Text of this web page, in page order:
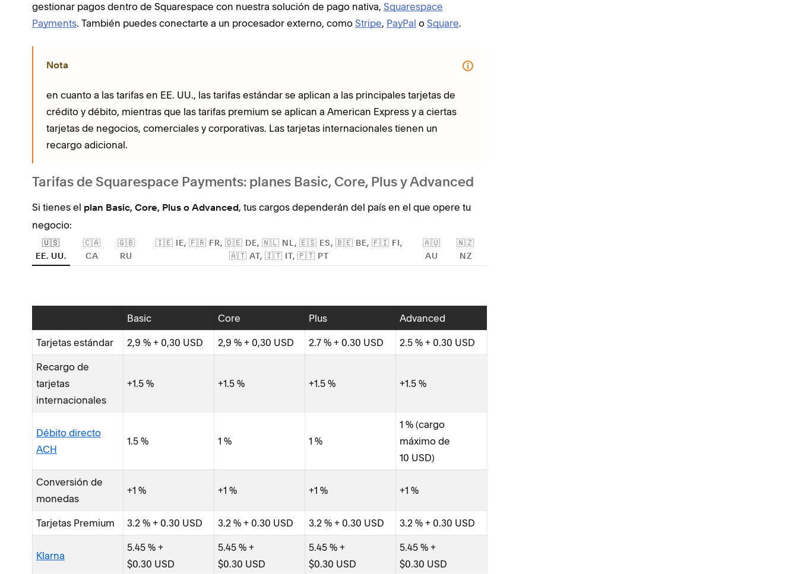
gestionar pagos dentro de Squarespace con nuestra solución de pago nativa, Squarespace
Payments. También puedes conectarte a un procesador externo, como Stripe, PayPal o Square.
Nota
en cuanto a las tarifas en EE. UU., las tarifas estándar se aplican a las principales tarjetas de
crédito y débito, mientras que las tarifas premium se aplican a American Express y a ciertas
tarjetas de negocios, comerciales y corporativas. Las tarjetas internacionales tienen un
recargo adicional.
Tarifas de Squarespace Payments: planes Basic, Core, Plus y Advanced
Si tienes el plan Basic, Core, Plus o Advanced, tus cargos dependerán del país en el que opere tu
negocio:
🇺🇸
EE. UU.
🇨🇦
CA
🇬🇧
RU
🇮🇪 IE, 🇫🇷 FR, 🇩🇪 DE, 🇳🇱 NL, 🇪🇸 ES, 🇧🇪 BE, 🇫🇮 FI,
🇦🇹 AT, 🇮🇹 IT, 🇵🇹 PT
🇦🇺
AU
🇳🇿
NZ
Basic Core Plus Advanced
Tarjetas estándar 2,9 % + 0,30 USD 2,9 % + 0,30 USD 2.7 % + 0.30 USD 2.5 % + 0.30 USD
Recargo de
tarjetas
internacionales
+1.5 % +1.5 % +1.5 % +1.5 %
Débito directo
ACH
1.5 % 1 % 1 %
1 % (cargo
máximo de
10 USD)
Conversión de
monedas
+1 % +1 % +1 % +1 %
Tarjetas Premium 3.2 % + 0.30 USD 3.2 % + 0.30 USD 3.2 % + 0.30 USD 3.2 % + 0.30 USD
Klarna
5.45 % +
$0.30 USD
5.45 % +
$0.30 USD
5.45 % +
$0.30 USD
5.45 % +
$0.30 USD